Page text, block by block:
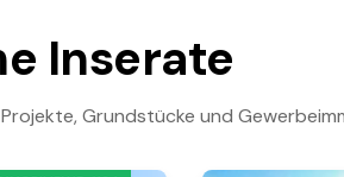
Inserate
Grundstücke und